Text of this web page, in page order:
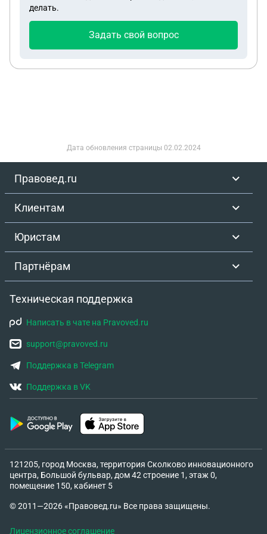
узнать чем мне это всё грозит и как испраивть
эту ситуацию. Ещё интересны действия
преплдователя, которая заметила у меня вейп и
возможно ли как то надовить на это, создать им
конечно же не выгодно? Тем более на первом
зафиксировать действия преподователя. Есть ли
объяснительную или написать дополнение к ней?
Сослаться на давление и сильный стресс
вызванный действиями преподователя на тот
момент? Поскольку в уставе написано что выбор
меры взыскания учитывают психофизическое и
тяжесть и т.д. Если что приказа пока что
никакого небыло. Я приложу правила, где
студентов.
делать.
Задать свой вопрос
Дата обновления страницы 02.02.2024
Правовед.ru
Клиентам
Юристам
Партнёрам
Техническая поддержка
Написать в чате на Pravoved.ru
support@pravoved.ru
Поддержка в Telegram
Поддержка в VK
121205, город Москва, территория Сколково инновационного
центра, Большой бульвар, дом 42 строение 1, этаж 0,
помещение 150, кабинет 5
© 2011—2026 «Правовед.ru» Все права защищены.
Лицензионное соглашение